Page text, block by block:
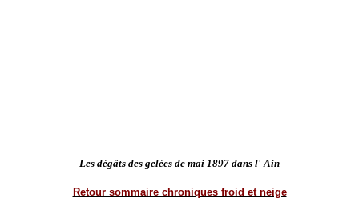
Les dégâts des gelées de mai 1897 dans l' Ain
Retour sommaire chroniques froid et neige